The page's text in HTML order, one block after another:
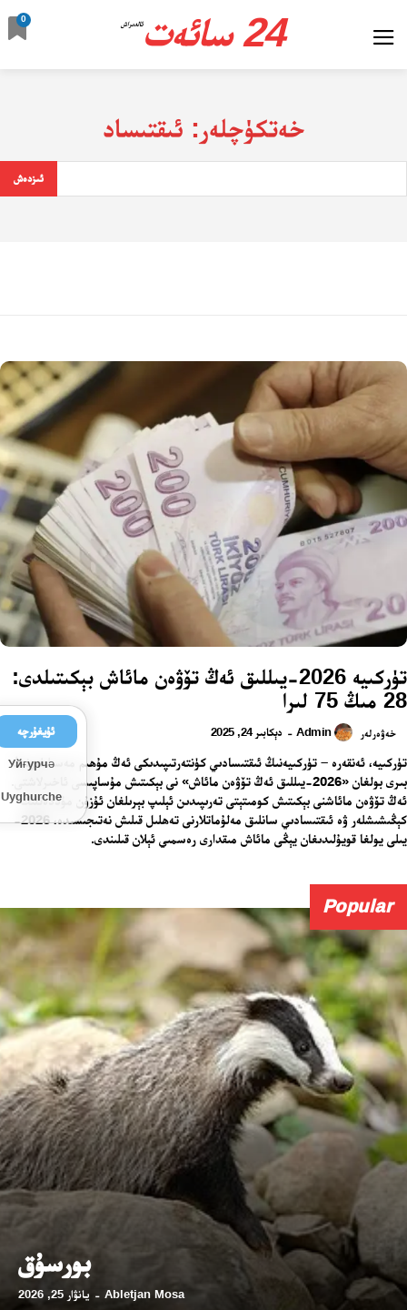
24 سائەت ئالدىراش
0
خەتكۈچلەر: ئىقتىساد
ئىزدەش
تۈركىيە 2026-يىللىق ئەڭ تۆۋەن مائاش بېكىتىلدى:
28 مىڭ 75 لىرا
خەۋەرلەر Admin
- دېكابىر 24, 2025
تۈركىيە، ئەنقەرە – تۈركىيەنىڭ ئىقتىسادىي كۈنتەرتىپىدىكى ئەڭ مۇھىم مەسىلىلەرنىڭ
بىرى بولغان «2026-يىللىق ئەڭ تۆۋەن مائاش» نى بېكىتىش مۇساپىسى ئاخىرلاشتى.
ئەڭ تۆۋەن مائاشنى بېكىتىش كومىتېتى تەرىپىدىن ئېلىپ بېرىلغان ئۇزۇن مۇددەتلىك
كېڭىشىشلەر ۋە ئىقتىسادىي سانلىق مەلۇماتلارنى تەھلىل قىلىش نەتىجىسىدە، 2026-
يىلى يولغا قويۇلىدىغان يېڭى مائاش مىقدارى رەسمىي ئېلان قىلىندى.
Popular
بورسۇق
Abletjan Mosa
- يانۋار 25, 2026
ئۇيغۇرچە
Уйғурчә
Uyghurche